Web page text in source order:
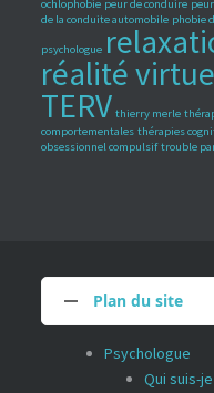
ochlophobie peur de conduire
de la conduite automobile phobie
psychologue
réalité
TERV thierry merle
comportementales thérapies
obsessionnel compulsif trouble
Plan du site
Psychologue
Qui suis-je